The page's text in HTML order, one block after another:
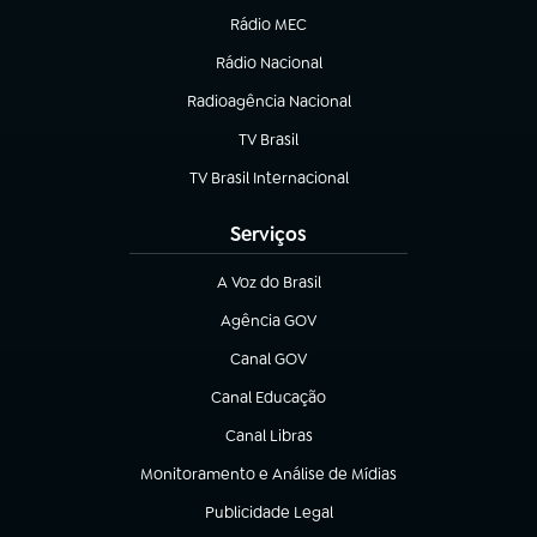
Rádio MEC
(abre em nova aba)
Rádio Nacional
Radioagência Nacional
(abre em nova aba)
TV Brasil
(abre em nova aba)
TV Brasil Internacional
(abre em nova aba)
Serviços
A Voz do Brasil
(abre em nova aba)
Agência GOV
(abre em nova aba)
Canal GOV
(abre em nova aba)
Canal Educação
(abre em nova aba)
Canal Libras
(abre em nova aba)
Monitoramento e Análise de Mídias
(abre em nova aba)
Publicidade Legal
(abre em nova aba)